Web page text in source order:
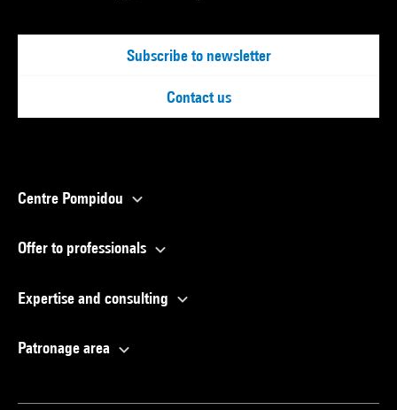
Subscribe to newsletter
Contact us
Centre Pompidou
Offer to professionals
Expertise and consulting
Patronage area